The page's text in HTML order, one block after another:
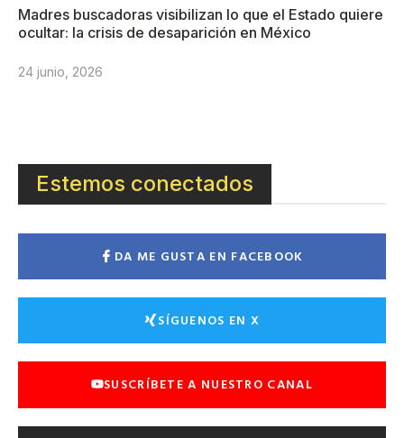
Madres buscadoras visibilizan lo que el Estado quiere
ocultar: la crisis de desaparición en México
24 junio, 2026
Estemos conectados
DA ME GUSTA EN FACEBOOK
SÍGUENOS EN X
SUSCRÍBETE A NUESTRO CANAL